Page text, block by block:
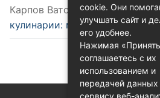
Карпов Ватславк записи
кулинарии: микроволновка
cookie. Они
улучшать сайт и
его удобнее.
Нажимая
соглашаетесь с их
использованием и
передачей данных
сервису веб-